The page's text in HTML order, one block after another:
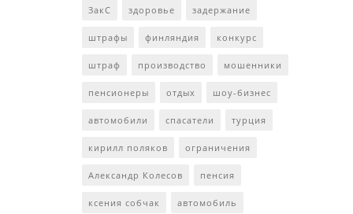
ЗакС здоровье задержание
штрафы финляндия конкурс
штраф производство мошенники
пенсионеры отдых шоу-бизнес
автомобили спасатели турция
кирилл поляков ограничения
Александр Колесов пенсия
ксения собчак автомобиль